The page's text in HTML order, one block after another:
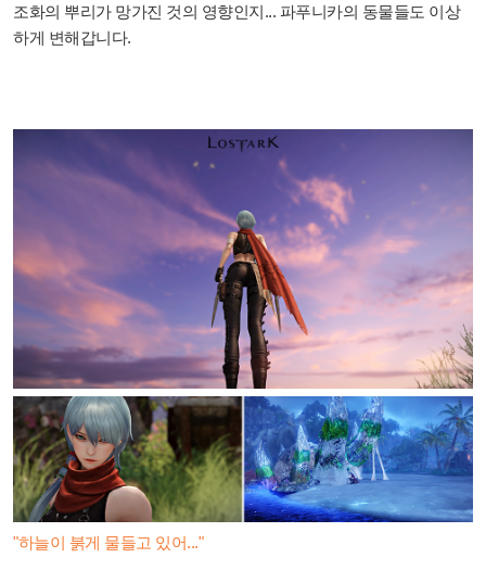
조화의 뿌리가 망가진 것의 영향인지... 파푸니카의 동물들도 이상
하게 변해갑니다.
"하늘이 붉게 물들고 있어..."